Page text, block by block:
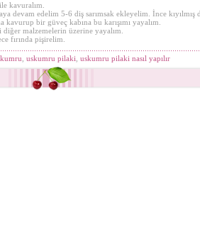
kavuralım.
devam edelim 5-6 diş sarımsak ekleyelim. İnce kıyılmış
bir güveç kabına bu karışımı yayalım.
malzemelerin üzerine yayalım.
fırında pişirelim.
uskumru pilaki uskumru pilaki nasıl yapılır